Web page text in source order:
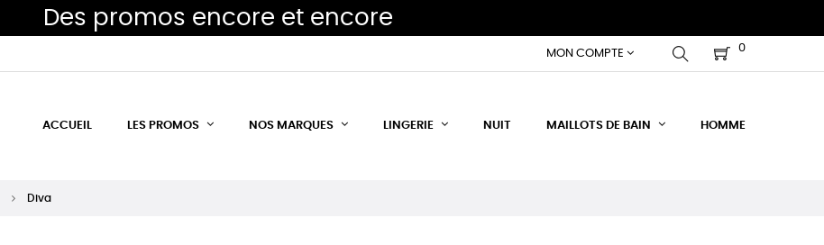
Des promos encore et encore
MON COMPTE 0
ACCUEIL LES PROMOS NOS MARQUES LINGERIE NUIT MAILLOTS DE BAIN HOMME
Diva